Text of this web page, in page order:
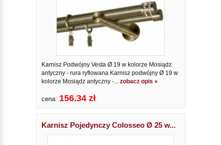
Karnisz Podwójny Vesta Ø 19 w kolorze Mosiądz
antyczny - rura ryflowana Karnisz podwójny Ø 19 w
kolorze Mosiądz antyczny -... zobacz opis »
cena: 156.34 zł
Karnisz Pojedynczy Colosseo Ø 25 w...